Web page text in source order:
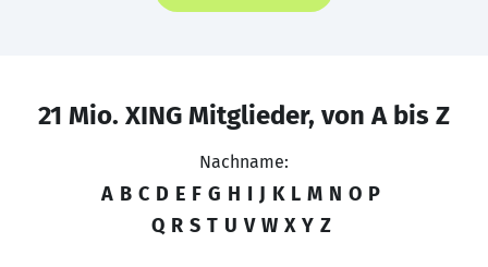
21 Mio. XING Mitglieder, von A bis Z
Nachname:
A B C D E F G H I J K L M N O P
Q R S T U V W X Y Z